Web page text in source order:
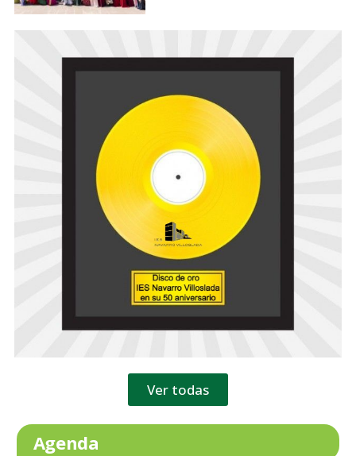
Ver todas
Agenda